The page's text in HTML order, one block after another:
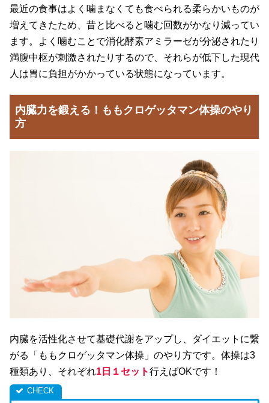
最近の食事はよく噛まなくても食べられる柔らかいものが
増えてきたため、昔と比べると噛む回数がかなり減ってい
ます。よく噛むことで消化酵素アミラーゼが分泌されたり
満腹中枢が刺激されたりするので、それらが低下した現代
人は胃に負担がかかっている状態になっています。
内臓力を鍛える！ももクロゲッタマン体操のやり
方
内臓を活性化させて基礎代謝をアップし、ダイエットに繋
がる「ももクロゲッタマン体操」のやり方です。体操は3
種類あり、それぞれ1日１セット行えばOKです！